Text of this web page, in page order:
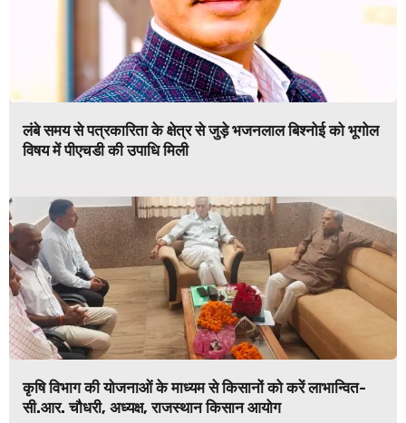
लंबे समय से पत्रकारिता के क्षेत्र से जुड़े भजनलाल बिश्नोई को भूगोल
विषय में पीएचडी की उपाधि मिली
कृषि विभाग की योजनाओं के माध्यम से किसानों को करें लाभान्वित-
सी.आर. चौधरी, अध्यक्ष, राजस्थान किसान आयोग